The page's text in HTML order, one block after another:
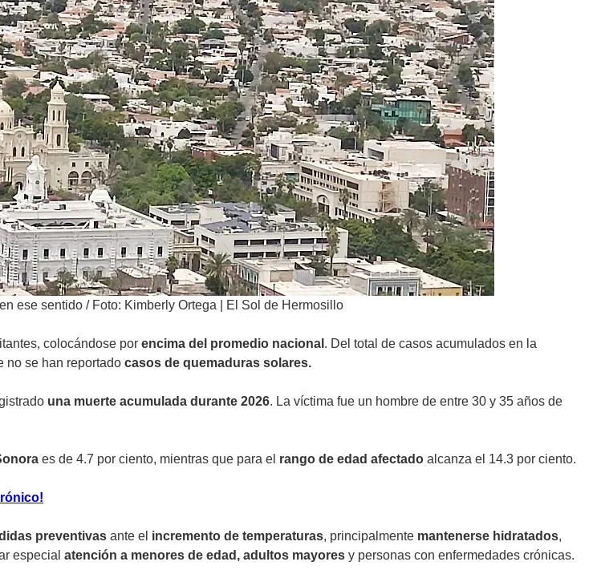
ese sentido / Foto: Kimberly Ortega | El Sol de Hermosillo
colocándose por encima del promedio nacional . Del total de casos acumulados en la
no se han reportado casos de quemaduras solares.
una muerte acumulada durante 2026. La víctima fue un hombre de entre 30 y 35 años de
es de 4.7 por ciento, mientras que para el rango de edad afectado alcanza el 14.3 por ciento.
preventivas ante el incremento de temperaturas, principalmente mantenerse hidratados,
especial atención a menores de edad, adultos mayores y personas con enfermedades crónicas.